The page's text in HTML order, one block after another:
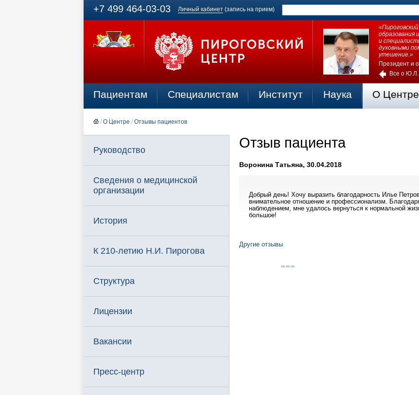
+7 499 464-03-03 Личный кабинет (запись на прием)
образования
и
духовными
утешение.»
Президент и
Все о
Пациентам Специалистам Институт Наука О Центре
/ О Центре / Отзывы пациентов
Руководство
Сведения о медицинской
организации
История
К 210-летию Н.И. Пирогова
Структура
Лицензии
Вакансии
Пресс-центр
Отзыв пациента
Воронина Татьяна, 30.04.2018
Добрый день! Хочу выразить благодарность Илье
внимательное отношение и профессионализм.
наблюдением, мне удалось вернуться к нормальной
большое!
Другие отзывы